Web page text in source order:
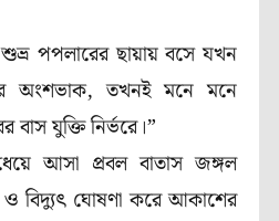
পপলারের ছায়ায় বসে যখন
অংশভাক, তখনই মনে মনে
বাস যুক্তি নির্ভরে।”
আসা প্রবল বাতাস জঙ্গল
বিদ্যুৎ ঘোষণা করে আকাশের